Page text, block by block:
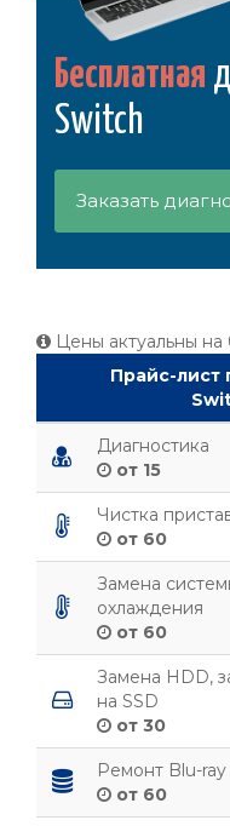
Бесплатная
Switch
Заказать
Цены актуальны на
Прайс-лист
Диагностика
от 15
Чистка
от 60
Замена
охлаждения
от 60
Замена HDD,
на SSD
от 30
Ремонт Blu-
от 60